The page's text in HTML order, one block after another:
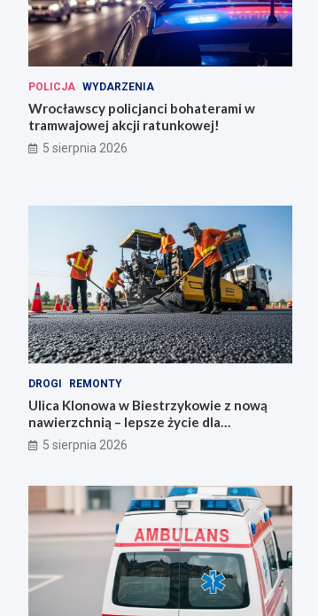
POLICJA WYDARZENIA
Wrocławscy policjanci bohaterami w
tramwajowej akcji ratunkowej!
5 sierpnia 2026
DROGI REMONTY
Ulica Klonowa w Biestrzykowie z nową
nawierzchnią – lepsze życie dla
mieszkańców!
5 sierpnia 2026